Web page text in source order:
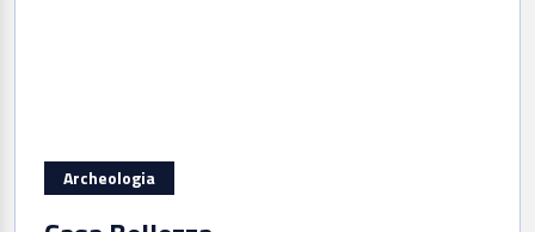
Archeologia